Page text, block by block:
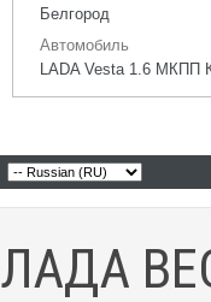
Белгород
Автомобиль
LADA Vesta 1.6 МКПП
ЛАДА